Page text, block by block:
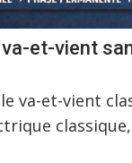
et-vient
va-et-vient